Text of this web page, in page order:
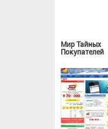
Мир Тайных
Покупателей